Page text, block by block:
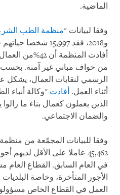
الماضية.
وفقا لبيانات "منظمة الطب
و2018، فقد 15,997
أفادت المنظمة أن
من حواف مباني غير آمنة. بحسب
أثناء العمل. أفادت "وكالة أنباء
الذين يعملون كعمال بناء ما
والضمان الاجتماعي.
وفقا للبيانات المجمّعة من
الأجور المتأخرة، وخاصة البلديات